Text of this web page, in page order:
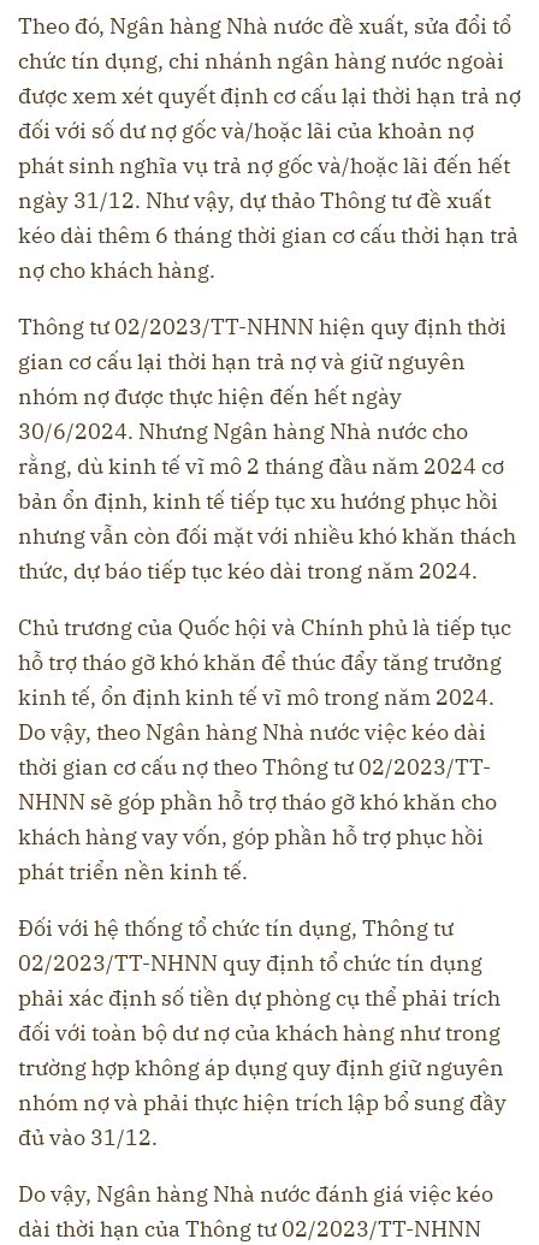
Theo đó, Ngân hàng Nhà nước đề xuất, sửa đổi tổ
chức tín dụng, chi nhánh ngân hàng nước ngoài
được xem xét quyết định cơ cấu lại thời hạn trả nợ
đối với số dư nợ gốc và/hoặc lãi của khoản nợ
phát sinh nghĩa vụ trả nợ gốc và/hoặc lãi đến hết
ngày 31/12. Như vậy, dự thảo Thông tư đề xuất
kéo dài thêm 6 tháng thời gian cơ cấu thời hạn trả
nợ cho khách hàng.
Thông tư 02/2023/TT-NHNN hiện quy định thời
gian cơ cấu lại thời hạn trả nợ và giữ nguyên
nhóm nợ được thực hiện đến hết ngày
30/6/2024. Nhưng Ngân hàng Nhà nước cho
rằng, dù kinh tế vĩ mô 2 tháng đầu năm 2024 cơ
bản ổn định, kinh tế tiếp tục xu hướng phục hồi
nhưng vẫn còn đối mặt với nhiều khó khăn thách
thức, dự báo tiếp tục kéo dài trong năm 2024.
Chủ trương của Quốc hội và Chính phủ là tiếp tục
hỗ trợ tháo gỡ khó khăn để thúc đẩy tăng trưởng
kinh tế, ổn định kinh tế vĩ mô trong năm 2024.
Do vậy, theo Ngân hàng Nhà nước việc kéo dài
thời gian cơ cấu nợ theo Thông tư 02/2023/TT-
NHNN sẽ góp phần hỗ trợ tháo gỡ khó khăn cho
khách hàng vay vốn, góp phần hỗ trợ phục hồi
phát triển nền kinh tế.
Đối với hệ thống tổ chức tín dụng, Thông tư
02/2023/TT-NHNN quy định tổ chức tín dụng
phải xác định số tiền dự phòng cụ thể phải trích
đối với toàn bộ dư nợ của khách hàng như trong
trường hợp không áp dụng quy định giữ nguyên
nhóm nợ và phải thực hiện trích lập bổ sung đầy
đủ vào 31/12.
Do vậy, Ngân hàng Nhà nước đánh giá việc kéo
dài thời hạn của Thông tư 02/2023/TT-NHNN